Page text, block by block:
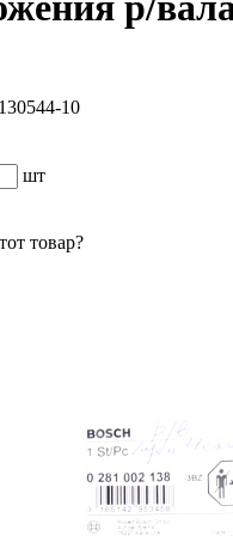
10
шт
товар?